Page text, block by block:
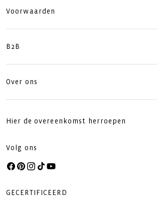
Voorwaarden
B2B
Over ons
Hier de overeenkomst herroepen
Volg ons
Facebook
Pinterest
Instagram
TikTokYouTube
GECERTIFICEERD